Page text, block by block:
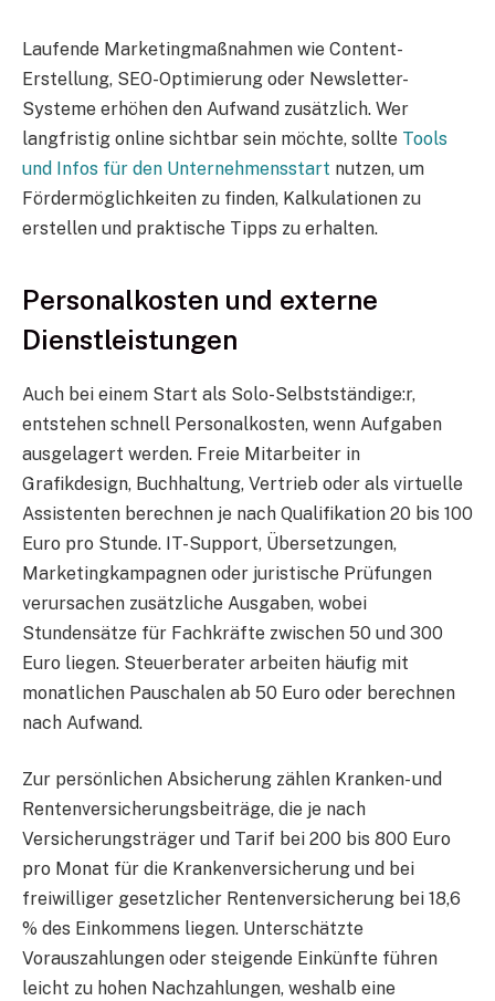
Laufende Marketingmaßnahmen wie Content-
Erstellung, SEO-Optimierung oder Newsletter-
Systeme erhöhen den Aufwand zusätzlich. Wer
langfristig online sichtbar sein möchte, sollte Tools
und Infos für den Unternehmensstart nutzen, um
Fördermöglichkeiten zu finden, Kalkulationen zu
erstellen und praktische Tipps zu erhalten.
Personalkosten und externe
Dienstleistungen
Auch bei einem Start als Solo-Selbstständige:r,
entstehen schnell Personalkosten, wenn Aufgaben
ausgelagert werden. Freie Mitarbeiter in
Grafikdesign, Buchhaltung, Vertrieb oder als virtuelle
Assistenten berechnen je nach Qualifikation 20 bis 100
Euro pro Stunde. IT-Support, Übersetzungen,
Marketingkampagnen oder juristische Prüfungen
verursachen zusätzliche Ausgaben, wobei
Stundensätze für Fachkräfte zwischen 50 und 300
Euro liegen. Steuerberater arbeiten häufig mit
monatlichen Pauschalen ab 50 Euro oder berechnen
nach Aufwand.
Zur persönlichen Absicherung zählen Kranken- und
Rentenversicherungsbeiträge, die je nach
Versicherungsträger und Tarif bei 200 bis 800 Euro
pro Monat für die Krankenversicherung und bei
freiwilliger gesetzlicher Rentenversicherung bei 18,6
% des Einkommens liegen. Unterschätzte
Vorauszahlungen oder steigende Einkünfte führen
leicht zu hohen Nachzahlungen, weshalb eine